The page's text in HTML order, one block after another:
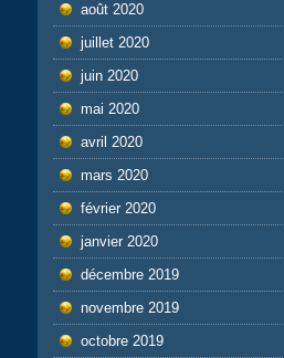
août 2020
juillet 2020
juin 2020
mai 2020
avril 2020
mars 2020
février 2020
janvier 2020
décembre 2019
novembre 2019
octobre 2019